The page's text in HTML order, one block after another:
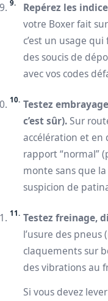
Repérez les
votre Boxer fait
c’est un usage qui
des soucis de
avec vos codes
Testez
c’est sûr).Sur
accélération et en
rapport “normal”
monte sans que
suspicion de
Testez freinage,
l’usure des
claquements sur
des vibrations au
Si vous devez